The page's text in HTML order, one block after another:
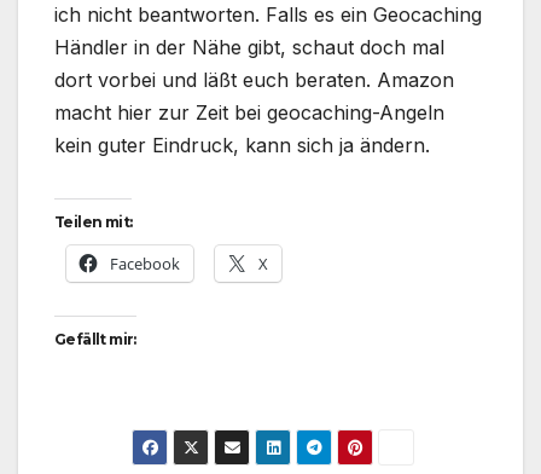
ich nicht beantworten. Falls es ein Geocaching
Händler in der Nähe gibt, schaut doch mal
dort vorbei und läßt euch beraten. Amazon
macht hier zur Zeit bei geocaching-Angeln
kein guter Eindruck, kann sich ja ändern.
Teilen mit:
Facebook X
Gefällt mir: